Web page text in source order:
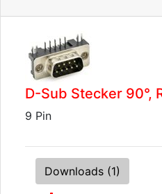
D-Sub Stecker 90°,
9 Pin
Downloads (1)